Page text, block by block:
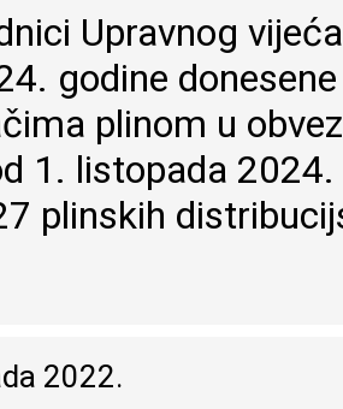
Upravnog
godine
plinom u
1. listopada
plinskih
2022.